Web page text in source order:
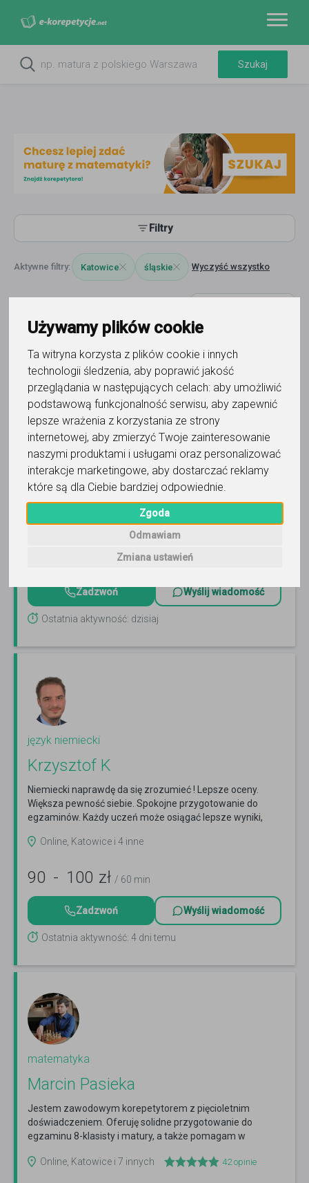
Używamy plików cookie
Ta witryna korzysta z plików cookie i innych
technologii śledzenia, aby poprawić jakość
przeglądania w następujących celach: aby umożliwić
podstawową funkcjonalność serwisu, aby zapewnić
lepsze wrażenia z korzystania ze strony
internetowej, aby zmierzyć Twoje zainteresowanie
naszymi produktami i usługami oraz personalizować
interakcje marketingowe, aby dostarczać reklamy
które są dla Ciebie bardziej odpowiednie.
Zgoda
Odmawiam
Zmiana ustawień
Filtry
Katowice śląskie Wyczyść wszystko
język angielski
Blanka Krupa
Jeśli szukasz doświadczonego nauczyciela, który pomoże
Ci w efektywnej nauce angielskiego w przyjaznej
atmosferze, zapraszam serdecznie na moje zajęcia :-)
Online, Katowice i 6 innych
25opinii
/ 60 min
Zadzwoń Wyślij wiadomość
Ostatnia aktywność: dzisiaj
język niemiecki
Krzysztof K
Niemiecki naprawdę da się zrozumieć ! Lepsze oceny.
Większa pewność siebie. Spokojne przygotowanie do
egzaminów. Każdy uczeń może osiągać lepsze wyniki,
Online, Katowice i 4 inne
90 - 100 zł / 60 min
Zadzwoń Wyślij wiadomość
Ostatnia aktywność: 4 dni temu
matematyka
Marcin Pasieka
Jestem zawodowym korepetytorem z pięcioletnim
doświadczeniem. Oferuję solidne przygotowanie do
egzaminu 8-klasisty i matury, a także pomagam w
Online, Katowice i 7 innych
42opinie